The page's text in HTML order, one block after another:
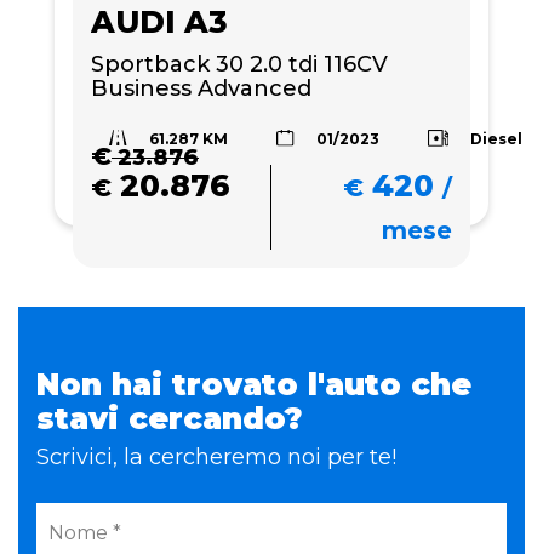
AUDI A3
Sportback 30 2.0 tdi 116CV
Business Advanced
61.287 KM 01/2023 Diesel
€23.876
€ 20.876 € 420 /
mese
Non hai trovato l'auto che
stavi cercando?
Scrivici, la cercheremo noi per te!